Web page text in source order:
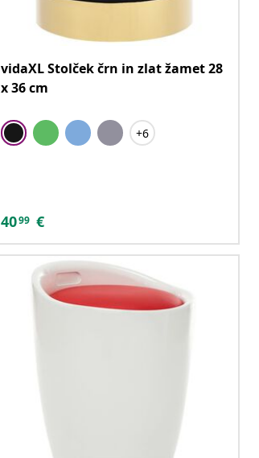
vidaXL Stolček črn in zlat žamet 28
x 36 cm
+6
4099 €